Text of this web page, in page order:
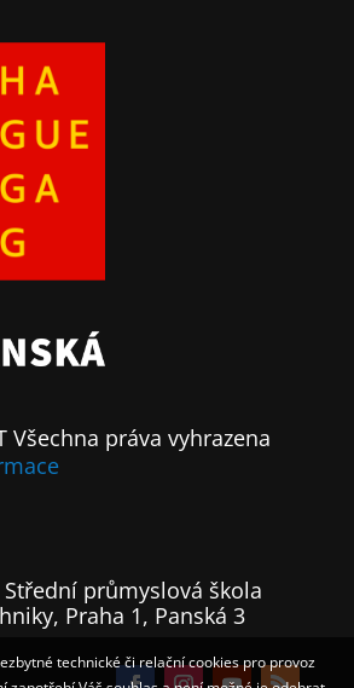
Všechna práva vyhrazena
průmyslová škola
Praha 1, Panská 3
technické či relační cookies pro provoz